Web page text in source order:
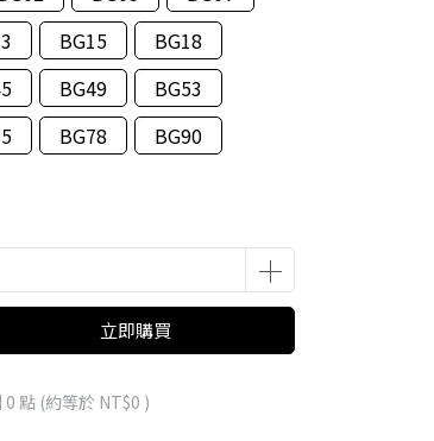
BG15
BG18
BG49
BG53
BG78
BG90
立即購買
0 點 (約等於 NT$0 )